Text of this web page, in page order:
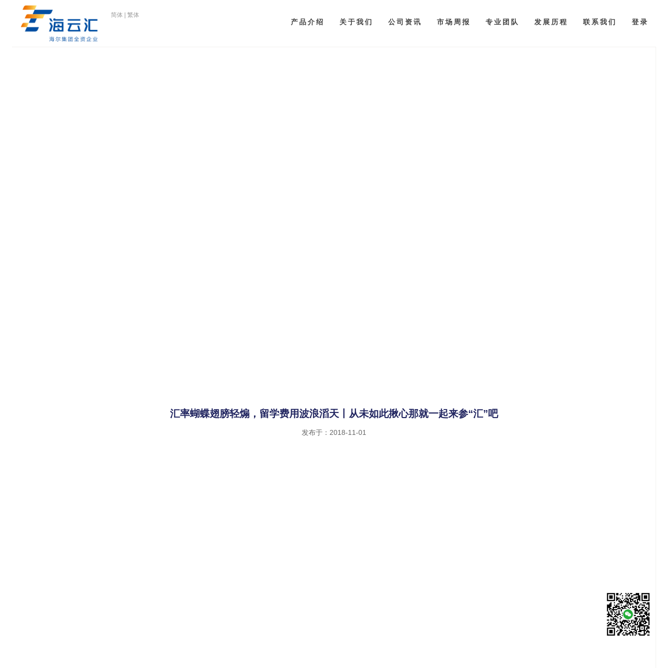
简体 繁体
产品介绍 关于我们 公司资讯 市场周报 专业团队 发展历程 联系我们 登录
汇率蝴蝶翅膀轻煽，留学费用波浪滔天丨从未如此揪心那就一起来参“汇”吧
发布于：2018-11-01